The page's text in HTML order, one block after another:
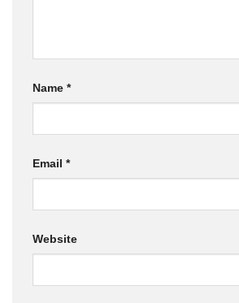
Name *
Email *
Website